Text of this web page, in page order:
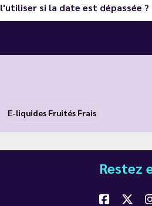
l'utiliser si la date est dépassée ?
E-liquides Fruités Frais
Restez